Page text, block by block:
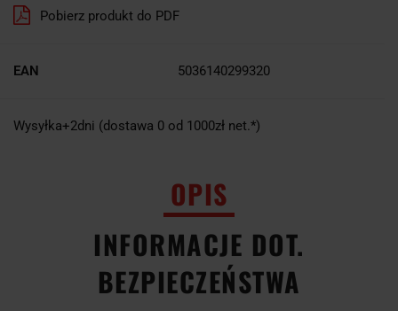
Pobierz produkt do PDF
EAN 5036140299320
Wysyłka+2dni (dostawa 0 od 1000zł net.*)
OPIS
INFORMACJE DOT.
BEZPIECZEŃSTWA